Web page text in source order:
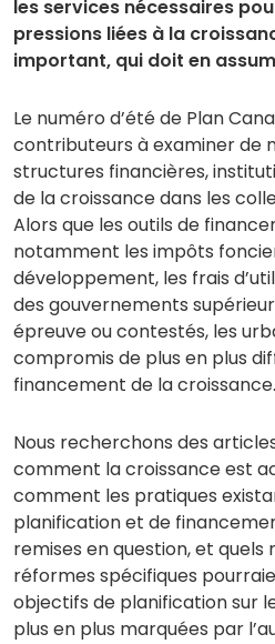
les services nécessaires
pressions liées à la
important, qui doit en
Le numéro d’été de Plan
contributeurs à examiner de
structures financières,
de la croissance dans les
Alors que les outils de
notamment les impôts
développement, les frais
des gouvernements
épreuve ou contestés, les
compromis de plus en plus
financement de la croissance.
Nous recherchons des
comment la croissance est
comment les pratiques
planification et de
remises en question, et
réformes spécifiques
objectifs de planification sur
plus en plus marquées par